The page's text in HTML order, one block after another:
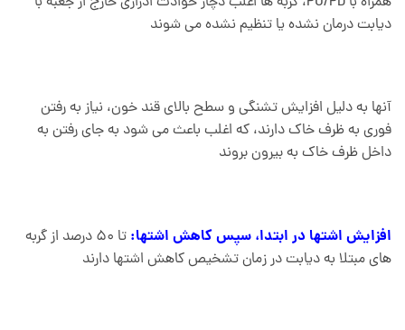
دیابت درمان نشده یا تنظیم نشده می شوند
آنها به دلیل افزایش تشنگی و سطح بالای قند خون، نیاز به رفتن
فوری به ظرف خاک دارند، که اغلب باعث می شود به جای رفتن به
داخل ظرف خاک به بیرون بروند
افزایش اشتها در ابتدا، سپس کاهش اشتها:
تا 50 درصد از گربه
های مبتلا به دیابت در زمان تشخیص کاهش اشتها دارند